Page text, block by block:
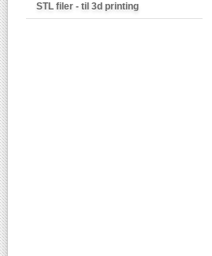
STL filer - til 3d printing